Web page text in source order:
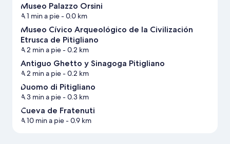
Museo Palazzo Orsini
A 1 min a pie- 0.0 km
Museo Cívico Arqueológico de la Civilización
Etrusca de Pitigliano
A 2 min a pie- 0.2 km
Antiguo Ghetto y Sinagoga Pitigliano
A 2 min a pie- 0.2 km
Duomo di Pitigliano
A 3 min a pie- 0.3 km
Cueva de Fratenuti
A 10 min a pie- 0.9 km